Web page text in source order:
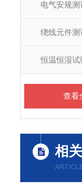
电气安规
绕线元件
恒温恒湿试
查看
相